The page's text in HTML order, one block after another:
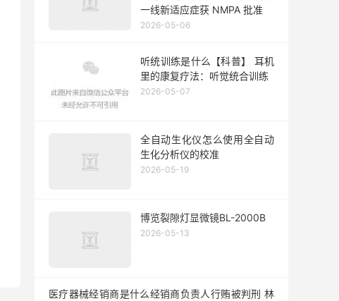
一线新适应症获 NMPA 批准
2026-05-06
听统训练是什么【科普】 耳机
里的康复疗法：听觉统合训练
2026-05-07
全自动生化仪怎么使用全自动
生化分析仪的校准
2026-05-19
博览裂隙灯显微镜BL-2000B
2026-05-13
医疗器械经销商是什么经销商负责人行贿被判刑 林